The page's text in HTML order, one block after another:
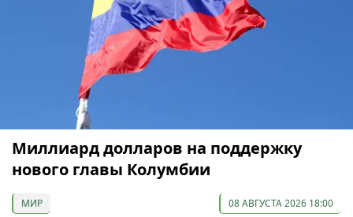
Миллиард долларов на поддержку
нового главы Колумбии
МИР 08 АВГУСТА 2026 18:00